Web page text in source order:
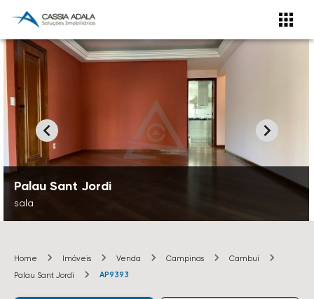
Palau Sant Jordi
sala
Home Imóveis Venda Campinas
Cambuí
Palau Sant Jordi
AP9393